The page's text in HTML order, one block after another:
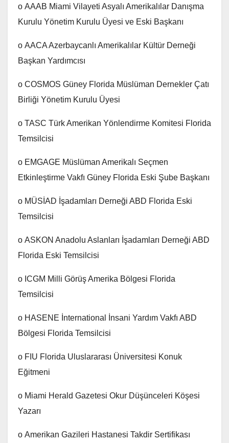
o AAAB Miami Vilayeti Asyalı Amerikalılar Danışma
Kurulu Yönetim Kurulu Üyesi ve Eski Başkanı
o AACA Azerbaycanlı Amerikalılar Kültür Derneği
Başkan Yardımcısı
o COSMOS Güney Florida Müslüman Dernekler Çatı
Birliği Yönetim Kurulu Üyesi
o TASC Türk Amerikan Yönlendirme Komitesi Florida
Temsilcisi
o EMGAGE Müslüman Amerikalı Seçmen
Etkinleştirme Vakfı Güney Florida Eski Şube Başkanı
o MÜSİAD İşadamları Derneği ABD Florida Eski
Temsilcisi
o ASKON Anadolu Aslanları İşadamları Derneği ABD
Florida Eski Temsilcisi
o ICGM Milli Görüş Amerika Bölgesi Florida
Temsilcisi
o HASENE İnternational İnsani Yardım Vakfı ABD
Bölgesi Florida Temsilcisi
o FIU Florida Uluslararası Üniversitesi Konuk
Eğitmeni
o Miami Herald Gazetesi Okur Düşünceleri Köşesi
Yazarı
o Amerikan Gazileri Hastanesi Takdir Sertifikası